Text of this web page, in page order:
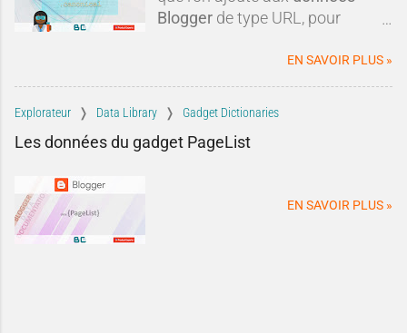
examiner les critiques les plus
fréquen
Blogger de type URL, pour
EN SAVOIR PLUS »
Explorateur Data Library Gadget Dictionaries
Les données du gadget PageList
EN SAVOIR PLUS »